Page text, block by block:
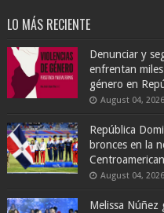
LO MÁS RECIENTE
Denunciar y
enfrentan
género en
August 04, 2026
República
bronces en la
August 04, 2026
Melissa Núñez